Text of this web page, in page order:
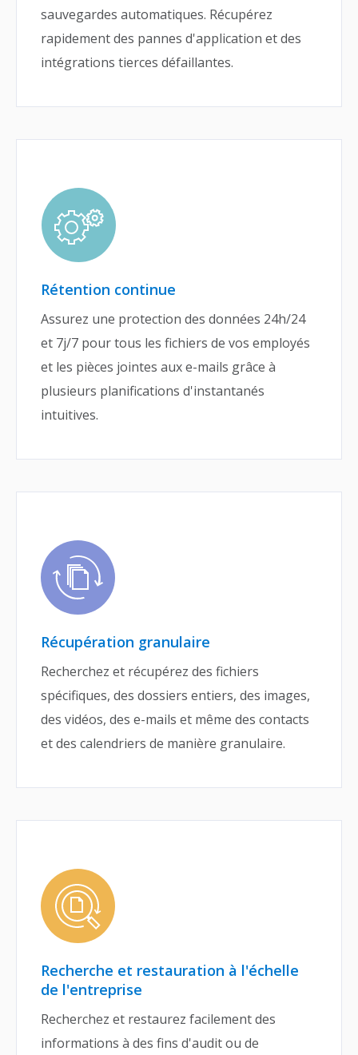
sauvegardes automatiques. Récupérez
rapidement des pannes d'application et des
intégrations tierces défaillantes.
Rétention continue
Assurez une protection des données 24h/24
et 7j/7 pour tous les fichiers de vos employés
et les pièces jointes aux e-mails grâce à
plusieurs planifications d'instantanés
intuitives.
Récupération granulaire
Recherchez et récupérez des fichiers
spécifiques, des dossiers entiers, des images,
des vidéos, des e-mails et même des contacts
et des calendriers de manière granulaire.
Recherche et restauration à l'échelle
de l'entreprise
Recherchez et restaurez facilement des
informations à des fins d'audit ou de